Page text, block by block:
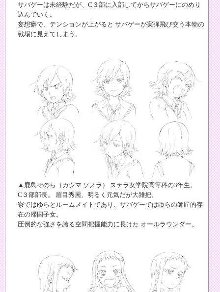
サバゲーは未経験だが、C３部に入部してからサバゲーにのめり
込んでいく。
妄想癖で、テンションが上がると サバゲーが実弾飛び交う本物の
戦場に見えてしまう。
▲鹿島そのら（カシマ ソノラ） ステラ女学院高等科の3年生。
C３部部長。 眉目秀麗、明るく元気だが大雑把。
寮ではゆらとルームメイトであり、サバゲーではゆらの師匠的存
在の帰国子女。
圧倒的な強さを誇る空間把握能力に長けた オールラウンダー。